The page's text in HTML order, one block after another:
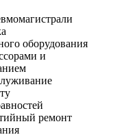
оборудования
и
ремонт